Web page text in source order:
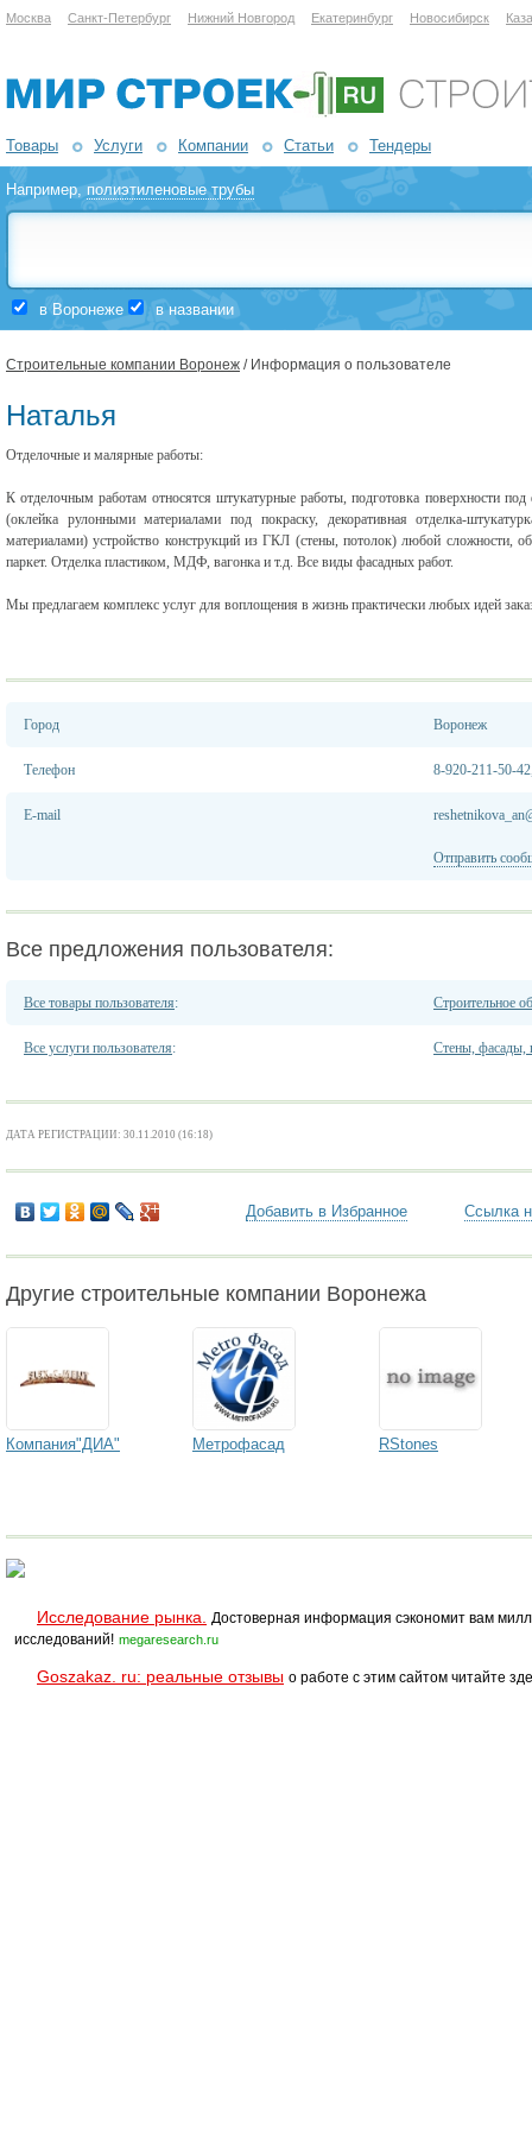
Москва Санкт-Петербург Нижний Новгород Екатеринбург Новосибирск
Товары Услуги Компании Статьи Тендеры
Например,полиэтиленовые трубы
в Воронеже в названии
Строительные компании Воронеж / Информация о пользователе
Наталья
Отделочные и малярные работы:
К отделочным работам относятся штукатурные работы, подготовка поверхности
(оклейка рулонными материалами под покраску, декоративная отделка-
материалами) устройство конструкций из ГКЛ (стены, потолок) любой сложности,
паркет. Отделка пластиком, МДФ, вагонка и т.д. Все виды фасадных работ.
Мы предлагаем комплекс услуг для воплощения в жизнь практически любых идей
Город Воронеж
Телефон 8-920-211-50-
E-mail
Отправить
Все предложения пользователя:
Все товары пользователя: Строительное
Все услуги пользователя: Стены, фасады,
ДАТА РЕГИСТРАЦИИ: 30.11.2010 (16:18)
Добавить в Избранное Ссылка
Другие строительные компании Воронежа
Компания"ДИА" Метрофасад RStones
Исследование рынка.
Достоверная информация сэкономит вам
исследований! megaresearch.ru
Goszakaz. ru: реальные отзывы о работе с этим сайтом читайте